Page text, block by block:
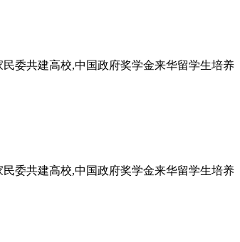
委共建高校,中国政府奖学金来华留学生培养
委共建高校,中国政府奖学金来华留学生培养